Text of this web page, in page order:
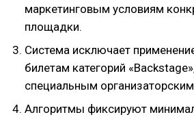
маркетинговым условиям
площадки.
Система исключает
билетам категорий
специальным
Алгоритмы фиксируют